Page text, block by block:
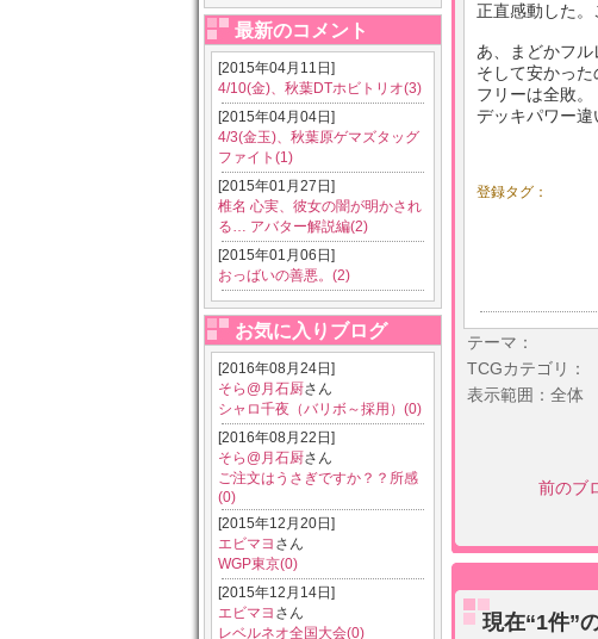
最新のコメント
[2015年04月11日]
4/10(金)、秋葉DTホビトリオ(3)
[2015年04月04日]
4/3(金玉)、秋葉原ゲマズタッグ
ファイト(1)
[2015年01月27日]
椎名 心実、彼女の闇が明かされ
る… アバター解説編(2)
[2015年01月06日]
おっばいの善悪。(2)
お気に入りブログ
[2016年08月24日]
そら@月石厨さん
シャロ千夜（バリボ～採用）(0)
[2016年08月22日]
そら@月石厨さん
ご注文はうさぎですか？？所感
(0)
[2015年12月20日]
エビマヨ さん
WGP東京(0)
[2015年12月14日]
エビマヨ さん
レベルネオ全国大会(0)
正直感動した。
あ、まどかフル
そして安かった
フリーは全敗。
デッキパワー違
登録タグ：
テーマ：
TCGカテゴリ：
表示範囲：全体
前のブ
現在“1件”